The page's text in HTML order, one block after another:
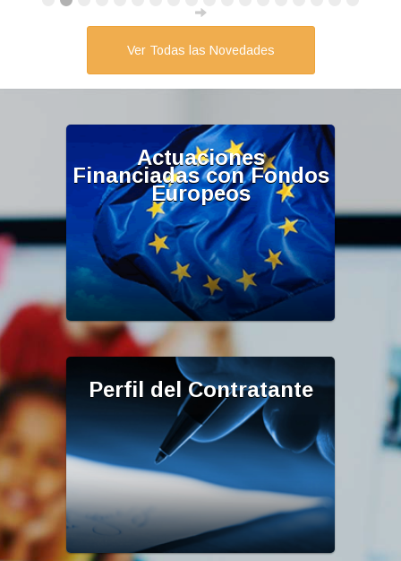
Ver Todas las Novedades
Actuaciones
Financiadas con Fondos
Europeos
Perfil del Contratante